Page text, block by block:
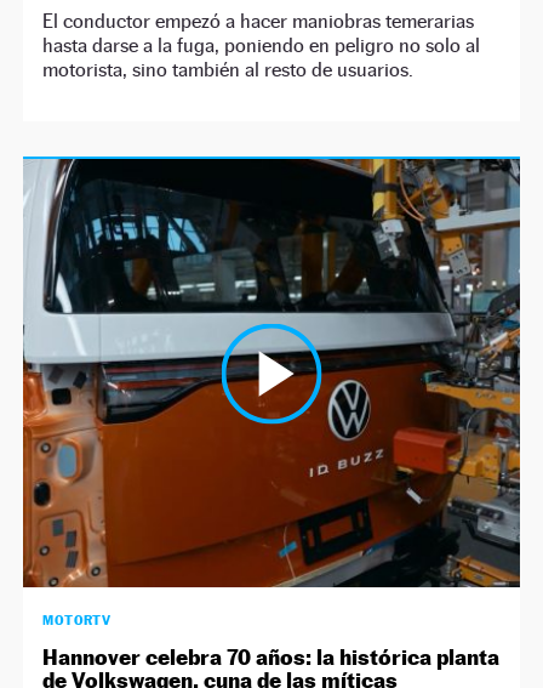
El conductor empezó a hacer maniobras temerarias
hasta darse a la fuga, poniendo en peligro no solo al
motorista, sino también al resto de usuarios.
MOTORTV
Hannover celebra 70 años: la histórica planta
de Volkswagen, cuna de las míticas